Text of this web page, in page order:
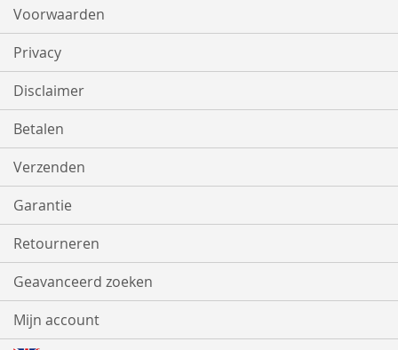
Voorwaarden
Privacy
Disclaimer
Betalen
Verzenden
Garantie
Retourneren
Geavanceerd zoeken
Mijn account